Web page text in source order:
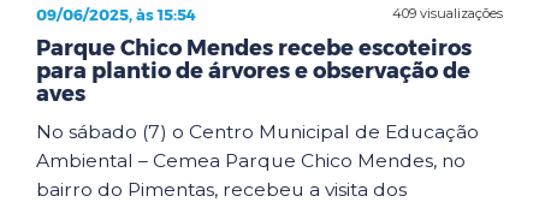
409 visualizações
09/06/2025, às 15:54
Parque Chico Mendes recebe escoteiros
para plantio de árvores e observação de
aves
No sábado (7) o Centro Municipal de Educação
Ambiental – Cemea Parque Chico Mendes, no
bairro do Pimentas, recebeu a visita dos